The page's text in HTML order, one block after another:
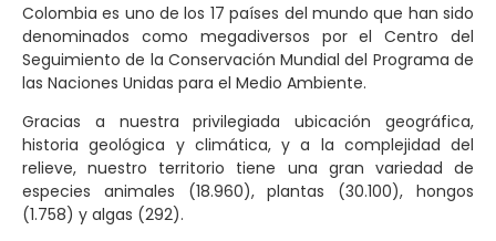
Colombia es uno de los 17 países del mundo que han sido
denominados como megadiversos por el Centro del
Seguimiento de la Conservación Mundial del Programa de
las Naciones Unidas para el Medio Ambiente.
Gracias a nuestra privilegiada ubicación geográfica,
historia geológica y climática, y a la complejidad del
relieve, nuestro territorio tiene una gran variedad de
especies animales (18.960), plantas (30.100), hongos
(1.758) y algas (292).